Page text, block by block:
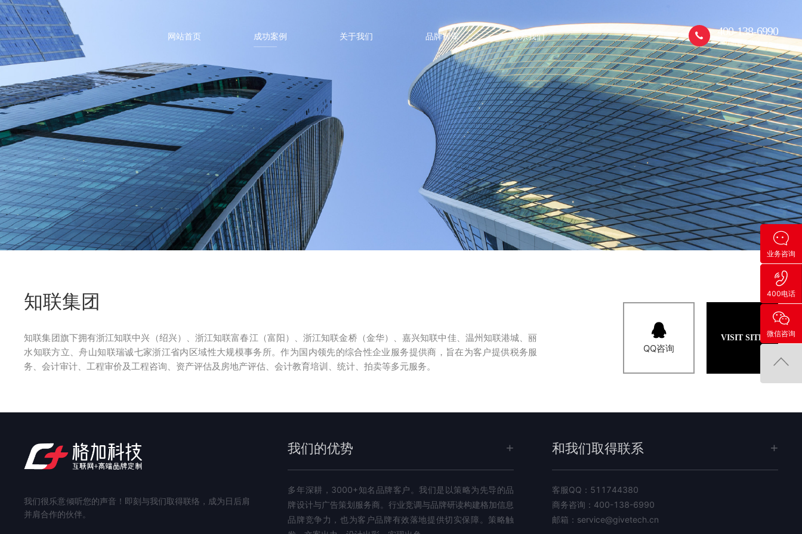
网站首页 成功案例 关于我们 品牌智库 联系我们 400-138-6990
24小时客服热线
知联集团
知联集团旗下拥有浙江知联中兴（绍兴）、浙江知联富春江（富阳）、浙江知联金桥（金华）、嘉兴知联中佳、温州知联港城、丽
水知联方立、舟山知联瑞诚七家浙江省内区域性大规模事务所。作为国内领先的综合性企业服务提供商，旨在为客户提供税务服
务、会计审计、工程审价及工程咨询、资产评估及房地产评估、会计教育培训、统计、拍卖等多元服务。
QQ咨询
VISIT SITE
我们很乐意倾听您的声音！即刻与我们取得联络，成为日后肩
并肩合作的伙伴。
我们的优势
多年深耕，3000+知名品牌客户。我们是以策略为先导的品
牌设计与广告策划服务商。行业竞调与品牌研读构建格加信息
品牌竞争力，也为客户品牌有效落地提供切实保障。策略触
和我们取得联系
客服QQ： 511744380
商务咨询： 400-138-6990
邮箱： service@givetech.cn
业务咨询
400电话
微信咨询